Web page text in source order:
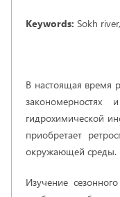
Keywords: Sokh
В настоящая время
гидрохимической
приобретает
окружающей среды.
Изучение